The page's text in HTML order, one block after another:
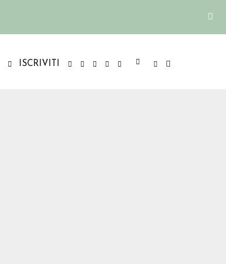
ISCRIVITI